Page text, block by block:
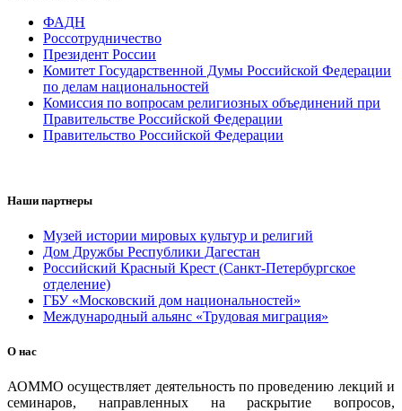
ФАДН
Россотрудничество
Президент России
Комитет Государственной Думы Российской Федерации
по делам национальностей
Комиссия по вопросам религиозных объединений при
Правительстве Российской Федерации
Правительство Российской Федерации
Наши партнеры
Музей истории мировых культур и религий
Дом Дружбы Республики Дагестан
Российский Красный Крест (Санкт-Петербургское
отделение)
ГБУ «Московский дом национальностей»
Международный альянс «Трудовая миграция»
О нас
АОММО осуществляет деятельность по проведению лекций и
семинаров, направленных на раскрытие вопросов,